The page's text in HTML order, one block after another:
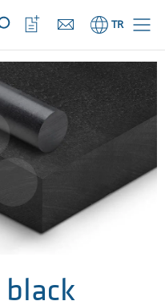
ÜRÜNLER) AÇIK
TR
İzleme
listeni
aç
black